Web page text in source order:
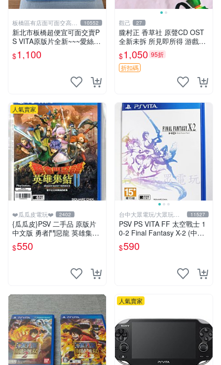
板橋區有店面可面交高價
回收電玩
10552
新北市板橋超便宜可面交賣P
S VITA原版片全新~~~愛絲卡
&羅吉的鍊金工房 PLUS ~黃
昏天空之鍊金術士~~~便宜賣
$1,100
觀己 27
朧村正 香草社 原聲CD OST
全新未拆 所見即所得 游戲特
典嚴選 限定收藏 OST CD 游
戲特典 村正OST
$1,050 95折
折扣碼
人氣賣家
❤️瓜瓜皮電玩❤️ 2402
{瓜瓜皮}PSV 二手品 原版片
中文版 勇者鬥惡龍 英雄集結
2 雙子之王與預言的終焉(遊
戲都有回收)
$550
台中大眾電玩/大眾玩具
店
11527
PSV PS VITA FF 太空戰士 1
0-2 Final Fantasy X-2 (中文
版)(二手)【台中大眾電玩】
$590
人氣賣家